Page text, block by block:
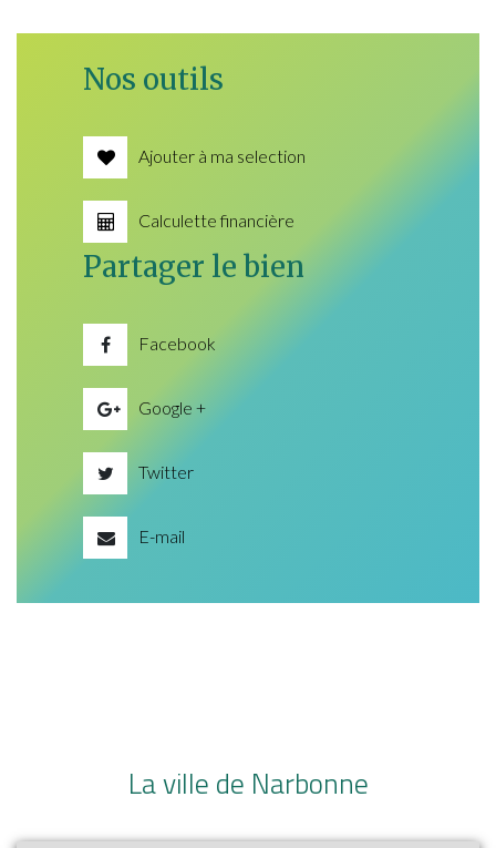
Nos outils
Ajouter à ma selection
Calculette financière
Partager le bien
Facebook
Google +
Twitter
E-mail
La ville de Narbonne